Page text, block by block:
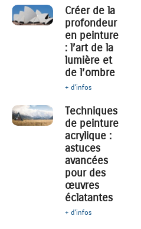
Créer de la
profondeur
en peinture
: l’art de la
lumière et
de l’ombre
+ d'infos
Techniques
de peinture
acrylique :
astuces
avancées
pour des
œuvres
éclatantes
+ d'infos